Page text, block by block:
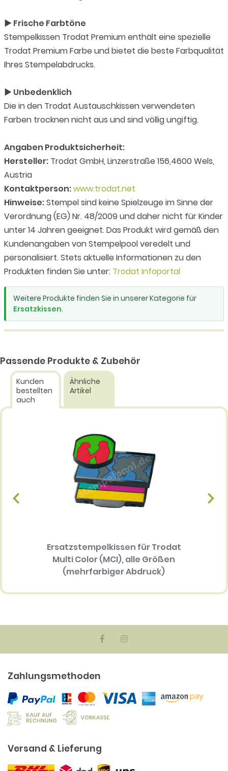
► Frische Farbtöne
Stempelkissen Trodat Premium enthält eine spezielle
Trodat Premium Farbe und bietet die beste Farbqualität
Ihres Stempelabdrucks.
► Unbedenklich
Die in den Trodat Austauschkissen verwendeten
Farben trocknen nicht aus und sind völlig ungiftig.
Angaben Produktsicherheit:
Hersteller: Trodat GmbH, Linzerstraße 156,4600 Wels,
Austria
Kontaktperson:www.trodat.net
Hinweise:Stempel sind keine Spielzeuge im Sinne der
Verordnung (EG) Nr. 48/2009 und daher nicht für Kinder
unter 14 Jahren geeignet. Das Produkt wird gemäß den
Kundenangaben von Stempelpool veredelt und
personalisiert. Stets aktuelle Informationen zu den
Produkten finden Sie unter: Trodat Infoportal
Weitere Produkte finden Sie in unserer Kategorie für
Ersatzkissen.
Passende Produkte & Zubehör
Kunden
bestellten
auch
Ähnliche
Artikel
Ersatzstempelkissen für Trodat
Multi Color (MCI), alle Größen
(mehrfarbiger Abdruck)
Zahlungsmethoden
Versand & Lieferung